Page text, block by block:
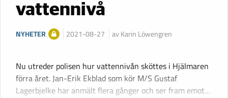
vattennivå
NYHETER 2021-08-27 av Karin Löwengren
Nu utreder polisen hur vattennivån sköttes i Hjälmaren
förra året. Jan-Erik Ekblad som kör M/S Gustaf
Lagerbjelke har anmält flera gånger och ser fram emot…